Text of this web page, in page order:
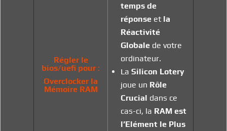
Régler le
bios/uefi pour :
Overclocker la
Mémoire RAM
temps de
réponse et la
Réactivité
Globale de votre
ordinateur.
LaSilicon Lotery
joue un Rôle
Crucial dans ce
cas-ci, la RAM est
l’Elément le Plus